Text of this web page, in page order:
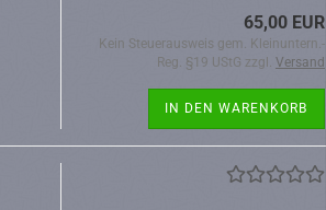
65,00 EUR
Kein Steuerausweis gem. Kleinuntern.-
Reg. §19 UStG zzgl. Versand
IN DEN WARENKORB